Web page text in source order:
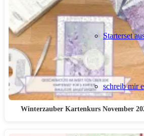
Starterset
schreib mir
Winterzauber Kartenkurs November